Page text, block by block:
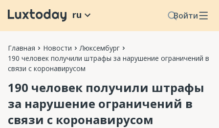
Войти
ru
Главная Новости
Люксембург
190 человек получили штрафы за нарушение ограничений в
связи с коронавирусом
190 человек получили штрафы
за нарушение ограничений в
связи с коронавирусом